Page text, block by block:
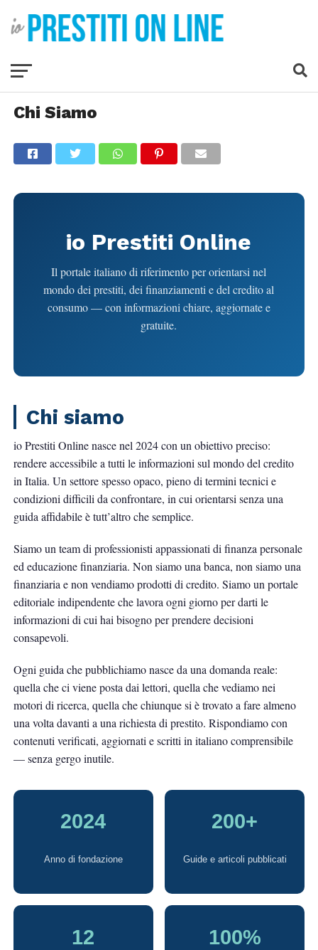
Chi Siamo
io Prestiti Online
Il portale italiano di riferimento per orientarsi nel
mondo dei prestiti, dei finanziamenti e del credito al
consumo — con informazioni chiare, aggiornate e
gratuite.
Chi siamo
io Prestiti Onlinenasce nel 2024 con un obiettivo preciso:
rendere accessibile a tutti le informazioni sul mondo del credito
in Italia. Un settore spesso opaco, pieno di termini tecnici e
condizioni difficili da confrontare, in cui orientarsi senza una
guida affidabile è tutt’altro che semplice.
Siamo un team di professionisti appassionati di finanza personale
ed educazione finanziaria. Non siamo una banca, non siamo una
finanziaria e non vendiamo prodotti di credito. Siamo un portale
editoriale indipendente che lavora ogni giorno per darti le
informazioni di cui hai bisogno per prendere decisioni
consapevoli.
Ogni guida che pubblichiamo nasce da una domanda reale:
quella che ci viene posta dai lettori, quella che vediamo nei
motori di ricerca, quella che chiunque si è trovato a fare almeno
una volta davanti a una richiesta di prestito. Rispondiamo con
contenuti verificati, aggiornati e scritti in italiano comprensibile
— senza gergo inutile.
2024
Anno di fondazione
200+
Guide e articoli pubblicati
12 100%